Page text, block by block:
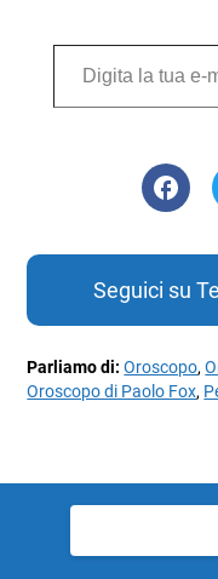
Digita la tua e-mail...
Seguici su
Parliamo di:Oroscopo,
Oroscopo di Paolo Fox,
per: